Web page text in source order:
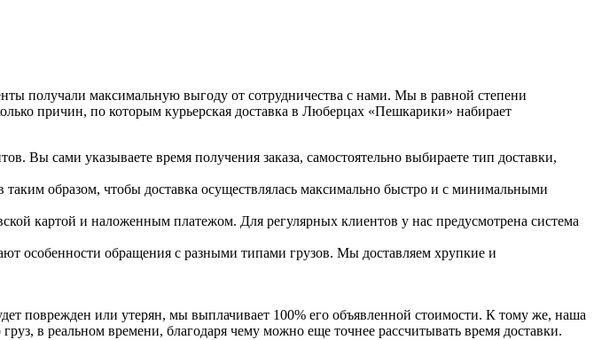
получали максимальную выгоду от сотрудничества с нами. Мы в равной степени
причин, по которым курьерская доставка в Люберцах «Пешкарики» набирает
сами указываете время получения заказа, самостоятельно выбираете тип доставки,
образом, чтобы доставка осуществлялась максимально быстро и с минимальными
картой и наложенным платежом. Для регулярных клиентов у нас предусмотрена система
особенности обращения с разными типами грузов. Мы доставляем хрупкие и
поврежден или утерян, мы выплачивает 100% его объявленной стоимости. К тому же, наша
в реальном времени, благодаря чему можно еще точнее рассчитывать время доставки.